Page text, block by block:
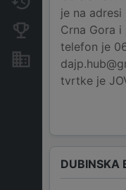
Konkurentne
Nekretnine i
je na adresi
Crna Gora
telefon je
tvrtke je
DUBINSKA